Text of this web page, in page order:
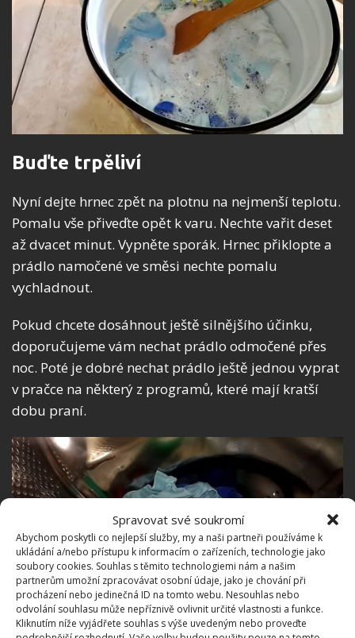
Spravovat své soukromí
Abychom poskytli co nejlepší služby, my a naši partneři používáme k
ukládání a/nebo přístupu k informacím o zařízeních, technologie jako
soubory cookies. Souhlas s těmito technologiemi nám a našim
partnerům umožní zpracovávat osobní údaje, jako je chování při
procházení nebo jedinečná ID na tomto webu. Nesouhlas nebo
odvolání souhlasu může nepříznivě ovlivnit určité vlastnosti a funkce.
Kliknutím níže vyjádřete souhlas s výše uvedeným nebo proveďte
Buďte trpěliví
Nyní dejte hrnec zpět na plotnu na nejmenší teplotu.
Pomalu vše přiveďte opět k varu. Nechte vařit deset
až dvacet minut. Vypněte sporák. Hrnec přiklopte a
prádlo namočené ve směsi nechte pomalu
vychladnout.
Pokud chcete dosáhnout ještě silnějšího účinku,
doporučujeme vám nechat prádlo odmočené přes
noc. Poté je dobré nechat prádlo ještě jednou vyprat
v pračce na některý z programů, které mají kratší
dobu praní.